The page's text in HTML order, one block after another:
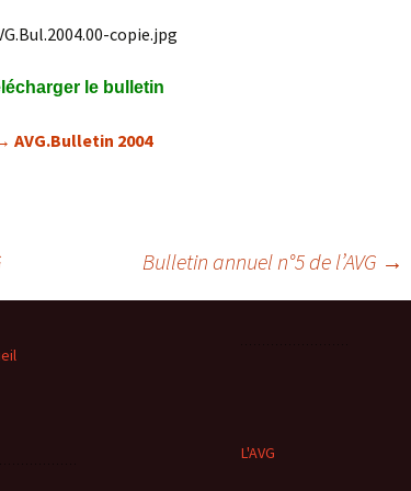
Echelles des temps
le bulletin
AVG.Bulletin 2004
Bulletin annuel n°5 de l’AVG →
L'AVG